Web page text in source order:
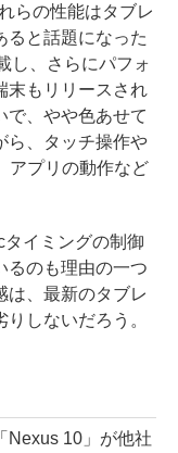
らの性能はタブレ
ると話題になった
し、さらにパフォ
末もリリースされ
で、やや色あせて
ら、タッチ操作や
アプリの動作など
イミングの制御
るのも理由の一つ
は、最新のタブレ
しないだろう。
10」が他社